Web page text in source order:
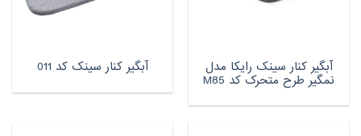
آبگیر کنار سینک رایکا مدل
نمگیر طرح متحرک کد M85
آبگیر کنار سینک کد 011